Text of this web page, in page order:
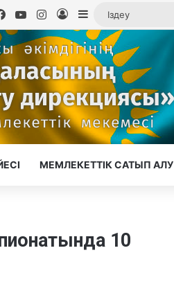
Facebook
YouTubeInstagram
КіруSidebar
МЕМЛЕКЕТТІК САТЫП АЛУ
10